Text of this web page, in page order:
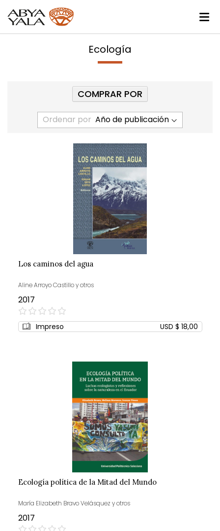
Ecología
Ordenar por
Los caminos del agua
Aline Arroyo Castillo y otros
2017
0%
Impreso USD $ 18,00
Ecología política de la Mitad del Mundo
María Elizabeth Bravo Velásquez y otros
2017
COMPRAR POR